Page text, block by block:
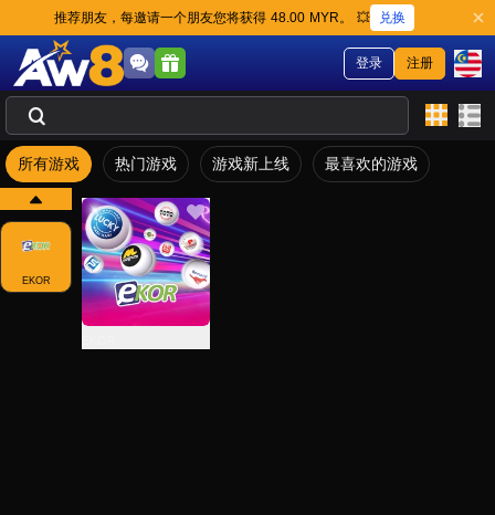
推荐朋友，每邀请一个朋友您将获得 48.00 MYR。 💥 兑换
注册
登录
所有游戏 热门游戏 游戏新上线 最喜欢的游戏
EKOR